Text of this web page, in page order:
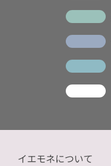
イエモネについて